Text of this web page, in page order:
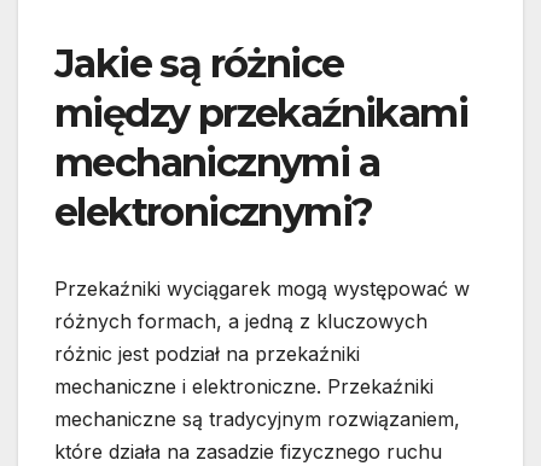
Jakie są różnice
między przekaźnikami
mechanicznymi a
elektronicznymi?
Przekaźniki wyciągarek mogą występować w
różnych formach, a jedną z kluczowych
różnic jest podział na przekaźniki
mechaniczne i elektroniczne. Przekaźniki
mechaniczne są tradycyjnym rozwiązaniem,
które działa na zasadzie fizycznego ruchu